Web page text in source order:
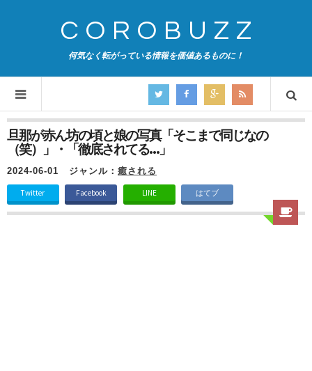
COROBUZZ
何気なく転がっている情報を価値あるものに！
旦那が赤ん坊の頃と娘の写真「そこまで同じなの
（笑）」・「徹底されてる…」
2024-06-01 ジャンル： 癒される
Twitter Facebook LINE はてブ